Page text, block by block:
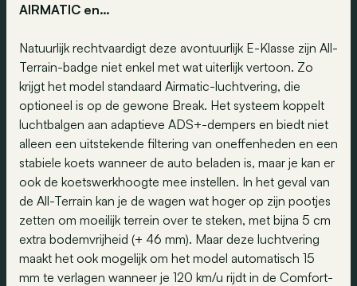
AIRMATIC en…
Natuurlijk rechtvaardigt deze avontuurlijk E-Klasse zijn All-
Terrain-badge niet enkel met wat uiterlijk vertoon. Zo
krijgt het model standaard Airmatic-luchtvering, die
optioneel is op de gewone Break. Het systeem koppelt
luchtbalgen aan adaptieve ADS+-dempers en biedt niet
alleen een uitstekende filtering van oneffenheden en een
stabiele koets wanneer de auto beladen is, maar je kan er
ook de koetswerkhoogte mee instellen. In het geval van
de All-Terrain kan je de wagen wat hoger op zijn pootjes
zetten om moeilijk terrein over te steken, met bijna 5 cm
extra bodemvrijheid (+ 46 mm). Maar deze luchtvering
maakt het ook mogelijk om het model automatisch 15
mm te verlagen wanneer je 120 km/u rijdt in de Comfort-